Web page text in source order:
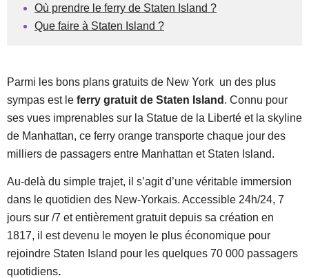
Où prendre le ferry de Staten Island ?
Que faire à Staten Island ?
Parmi les bons plans gratuits de New York un des plus
sympas est le ferry gratuit de Staten Island . Connu pour
ses vues imprenables sur la Statue de la Liberté et la skyline
de Manhattan, ce ferry orange transporte chaque jour des
milliers de passagers entre Manhattan et Staten Island.
Au-delà du simple trajet, il s’agit d’une véritable immersion
dans le quotidien des New-Yorkais. Accessible 24h/24, 7
jours sur /7 et entièrement gratuit depuis sa création en
1817, il est devenu le moyen le plus économique pour
rejoindre Staten Island pour les quelques 70 000 passagers
quotidiens.